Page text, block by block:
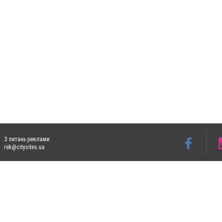
З питань реклами:
rek@citysites.ua